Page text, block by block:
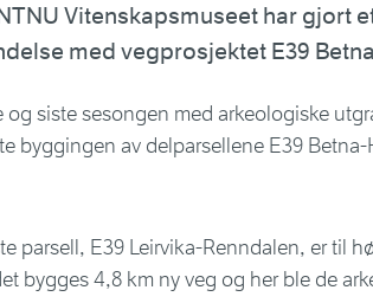
Vitenskapsmuseet har gjort
med vegprosjektet E39
og siste sesongen med arkeologiske
byggingen av delparsellene E39
parsell, E39 Leirvika-Renndalen, er til
bygges 4,8 km ny veg og her ble de